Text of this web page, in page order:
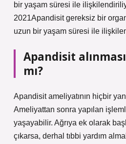
bir yaşam süresi ile
2021Apandisit gereksiz bir
uzun bir yaşam süresi ile
Apandisit
mı?
Apandisit ameliyatının hiçbir
Ameliyattan sonra yapılan
yaşayabilir. Ağrıya ek olarak
çıkarsa, derhal tıbbi yardım